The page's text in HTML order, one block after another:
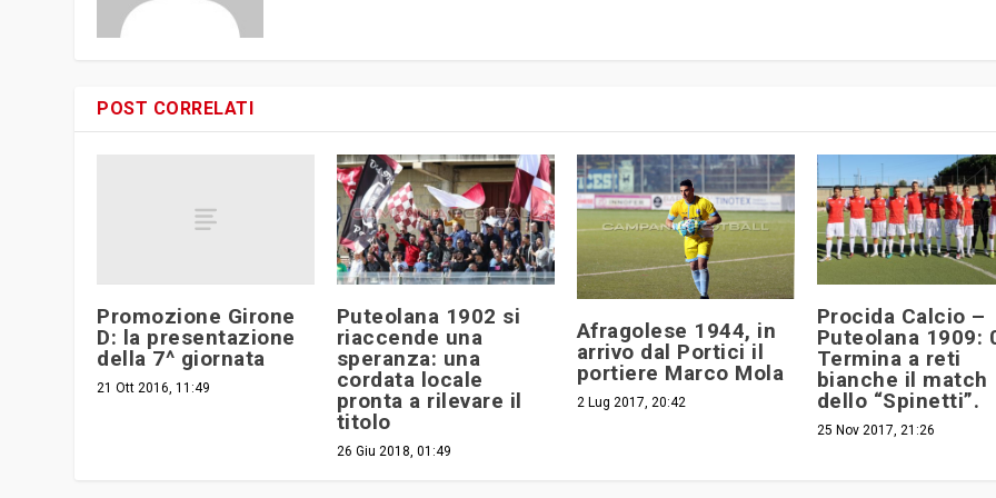
POST CORRELATI
Promozione Girone
D: la presentazione
della 7^ giornata
21 Ott 2016, 11:49
Puteolana 1902 si
riaccende una
speranza: una
cordata locale
pronta a rilevare il
titolo
26 Giu 2018, 01:49
Afragolese 1944, in
arrivo dal Portici il
portiere Marco Mola
2 Lug 2017, 20:42
Procida Calcio –
Puteolana 1909:
Termina a reti
bianche il match
dello “Spinetti”.
25 Nov 2017, 21:26